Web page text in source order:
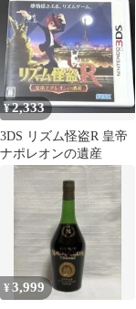
¥2,333
3DS リズム怪盗R 皇帝
ナポレオンの遺産
¥3,999